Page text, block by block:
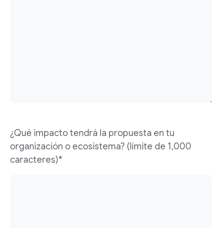
¿Qué impacto tendrá la propuesta en tu
organización o ecosistema? (límite de 1,000
caracteres)*